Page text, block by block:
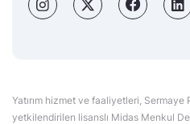
Yatırım hizmet ve faaliyetleri, Sermaye
yetkilendirilen lisanslı Midas Menkul